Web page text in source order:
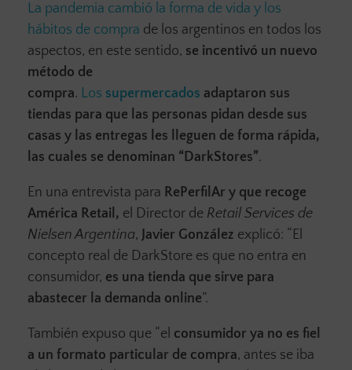
La pandemia cambió la forma de vida y los
hábitos de compra de los argentinos en todos los
aspectos, en este sentido, se incentivó un nuevo
método de
compra. Los supermercados adaptaron sus
tiendas para que las personas pidan desde sus
casas y las entregas les lleguen de forma rápida,
las cuales se denominan “DarkStores”.
En una entrevista para RePerfilAr y que recoge
América Retail, el Director de Retail Services de
Nielsen Argentina, Javier González explicó: “El
concepto real de DarkStore es que no entra en
consumidor, es una tienda que sirve para
abastecer la demanda online”.
También expuso que “el consumidor ya no es fiel
a un formato particular de compra, antes se iba